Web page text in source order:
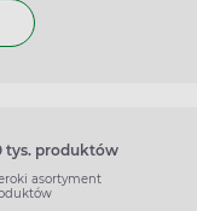
tys. produktów
asortyment